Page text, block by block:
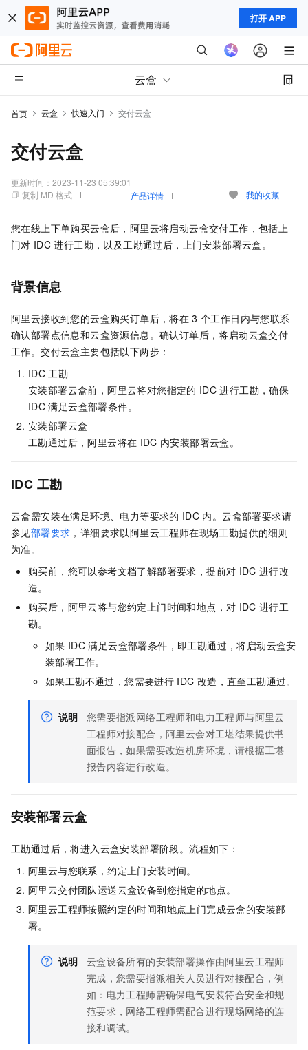
打开 APP
云盒
首页 云盒 快速入门 交付云盒
交付云盒
更新时间： 2023-11-23 05:39:01
复制 MD 格式
产品详情 我的收藏
您在线上下单购买云盒后，阿里云将启动云盒交付工作，包括上
门对 IDC 进行工勘，以及工勘通过后，上门安装部署云盒。
背景信息
阿里云接收到您的云盒购买订单后，将在 3 个工作日内与您联系
确认部署点信息和云盒资源信息。确认订单后，将启动云盒交付
工作。交付云盒主要包括以下两步：
IDC 工勘
安装部署云盒前，阿里云将对您指定的 IDC 进行工勘，确保
IDC 满足云盒部署条件。
安装部署云盒
工勘通过后，阿里云将在 IDC 内安装部署云盒。
IDC 工勘
云盒需安装在满足环境、电力等要求的 IDC 内。云盒部署要求请
参见部署要求 ，详细要求以阿里云工程师在现场工勘提供的细则
为准。
购买前，您可以参考文档了解部署要求，提前对 IDC 进行改
造。
购买后，阿里云将与您约定上门时间和地点，对 IDC 进行工
勘。
如果 IDC 满足云盒部署条件，即工勘通过，将启动云盒安
装部署工作。
如果工勘不通过，您需要进行 IDC 改造，直至工勘通过。
说明
您需要指派网络工程师和电力工程师与阿里云
工程师对接配合，阿里云会对工堪结果提供书
面报告，如果需要改造机房环境，请根据工堪
报告内容进行改造。
安装部署云盒
工勘通过后，将进入云盒安装部署阶段。流程如下：
阿里云与您联系，约定上门安装时间。
阿里云交付团队运送云盒设备到您指定的地点。
阿里云工程师按照约定的时间和地点上门完成云盒的安装部
署。
说明
云盒设备所有的安装部署操作由阿里云工程师
完成，您需要指派相关人员进行对接配合，例
如：电力工程师需确保电气安装符合安全和规
范要求，网络工程师需配合进行现场网络的连
接和调试。